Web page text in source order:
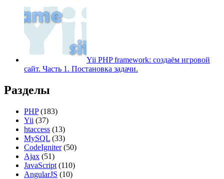
Yii PHP framework: создаём игровой
сайт. Часть 1. Постановка задачи.
Разделы
PHP(183)
Yii (37)
htaccess (13)
MySQL (33)
CodeIgniter(50)
Ajax (51)
JavaScript (110)
AngularJS (10)